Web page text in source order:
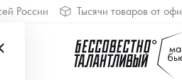
России Тысячи товаров от